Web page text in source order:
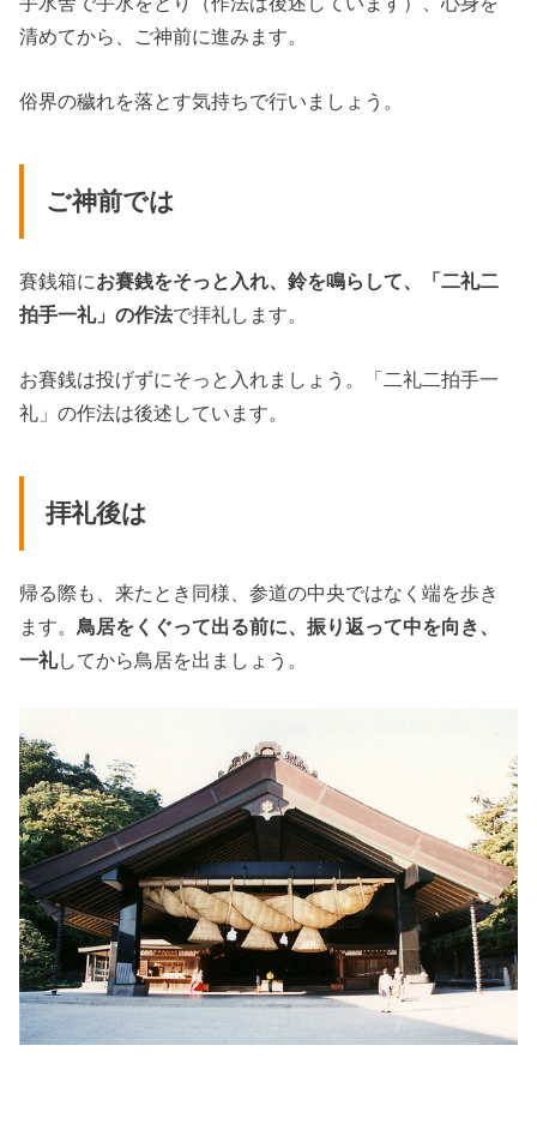
清めてから、ご神前に進みます。
俗界の穢れを落とす気持ちで行いましょう。
ご神前では
賽銭箱にお賽銭をそっと入れ、鈴を鳴らして、「二礼二
拍手一礼」の作法で拝礼します。
お賽銭は投げずにそっと入れましょう。「二礼二拍手一
礼」の作法は後述しています。
拝礼後は
帰る際も、来たとき同様、参道の中央ではなく端を歩き
ます。鳥居をくぐって出る前に、振り返って中を向き、
一礼してから鳥居を出ましょう。